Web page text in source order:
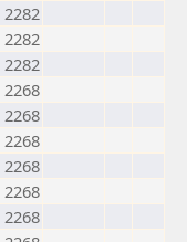
2282
2282
2282
2268
2268
2268
2268
2268
2268